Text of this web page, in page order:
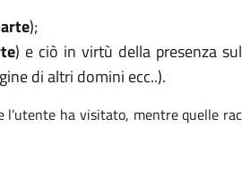
);
) e ciò in virtù della presenza
di altri domini ecc..).
ha visitato, mentre quelle